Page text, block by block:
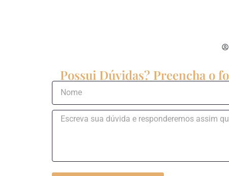
Possui Dúvidas? Preencha o